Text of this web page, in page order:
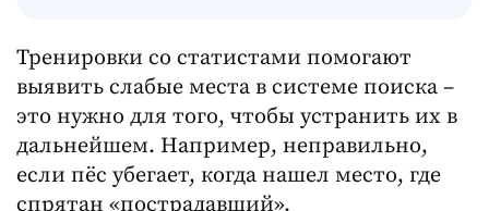
Тренировки со статистами помогают
выявить слабые места в системе поиска –
это нужно для того, чтобы устранить их в
дальнейшем. Например, неправильно,
если пёс убегает, когда нашел место, где
спрятан «пострадавший».